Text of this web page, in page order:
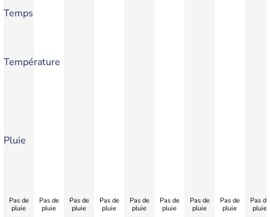
Temps
Température
Pluie
Pas de
pluie
Pas de
pluie
Pas de
pluie
Pas de
pluie
Pas de
pluie
Pas de
pluie
Pas de
pluie
Pas de
pluie
Pas de
pluie